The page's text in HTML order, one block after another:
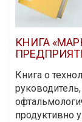
КНИГА
Книга о
продуктивно